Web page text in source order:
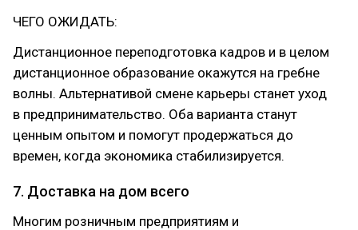
ЧЕГО ОЖИДАТЬ:
Дистанционное переподготовка кадров и в целом
дистанционное образование окажутся на гребне
волны. Альтернативой смене карьеры станет уход
в предпринимательство. Оба варианта станут
ценным опытом и помогут продержаться до
времен, когда экономика стабилизируется.
7. Доставка на дом всего
Многим розничным предприятиям и